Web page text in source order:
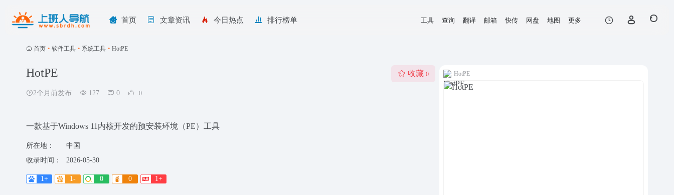
首页 文章资讯 今日热点 排行榜单 工具 查询 翻译 邮箱 快传 网盘 地图 更多
首页 • 软件工具 • 系统工具 • HotPE
HotPE
2个月前发布 127 0 0
收藏 0
一款基于Windows 11内核开发的预安装环境（PE）工具
所在地：
中国
收录时间：
2026-05-30
1+ 1- 0 0 1+
HotPE